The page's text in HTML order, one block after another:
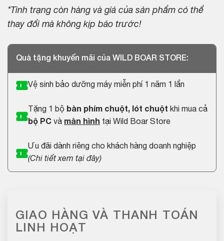
*Tình trạng còn hàng và giá của sản phẩm có thể
thay đổi mà không kịp báo trước!
Quà tặng khuyến mãi của WILD BOAR STORE:
Vệ sinh bảo dưỡng máy miễn phí 1 năm 1 lần
Tặng 1 bộ bàn phím chuột, lót chuột khi mua cả
bộ PC và màn hình tại Wild Boar Store
Ưu đãi dành riêng cho khách hàng doanh nghiệp
(Chi tiết xem tại đây)
GIAO HÀNG VÀ THANH TOÁN
LINH HOẠT